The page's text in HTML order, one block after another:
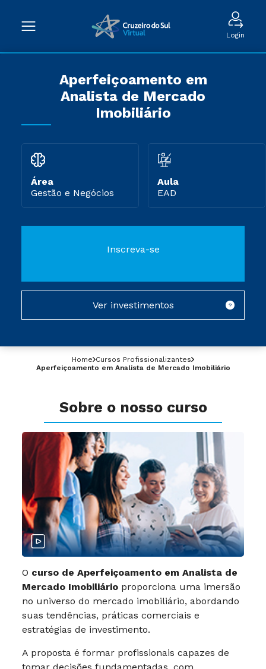
Login
Home Cursos Profissionalizantes
Aperfeiçoamento em Analista de Mercado Imobiliário
Sobre o nosso curso
O curso de Aperfeiçoamento em Analista de
Mercado Imobiliário proporciona uma imersão
no universo do mercado imobiliário, abordando
suas tendências, práticas comerciais e
estratégias de investimento.
A proposta é formar profissionais capazes de
Aperfeiçoamento em
Analista de Mercado
Imobiliário
Área
Gestão e Negócios
Aula
EAD
Inscreva-se
Ver investimentos ?